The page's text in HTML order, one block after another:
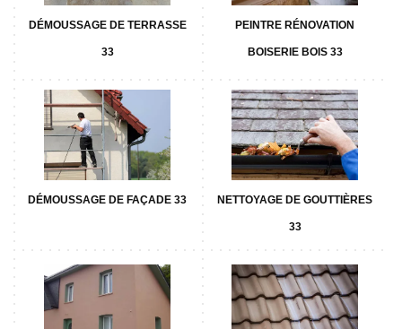
DÉMOUSSAGE DE TERRASSE
33
PEINTRE RÉNOVATION
BOISERIE BOIS 33
DÉMOUSSAGE DE FAÇADE 33 NETTOYAGE DE GOUTTIÈRES
33